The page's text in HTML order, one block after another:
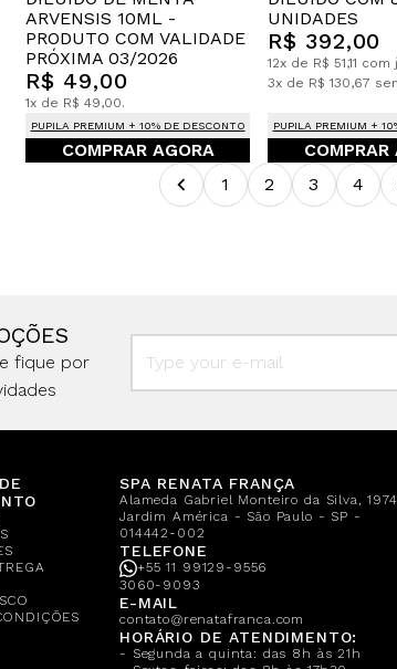
ARVENSIS 10ML -
PRODUTO COM VALIDADE
PRÓXIMA 03/2026
R$ 49,00
1x de R$ 49,00.
PUPILA PREMIUM + 10% DE DESCONTO
COMPRAR AGORA
UNIDADES
R$ 392,00
12x de R$ 51,11
3x de R$ 130,67
PUPILA PREMIUM +
COMPRAR
1
2 3 4
fique por
SPA RENATA FRANÇA
Alameda Gabriel Monteiro da Silva, 1974
Jardim América - São Paulo - SP -
014442-002
TELEFONE
+55 11 99129-9556
3060-9093
E-MAIL
contato@renatafranca.com
HORÁRIO DE ATENDIMENTO:
- Segunda a quinta: das 8h às 21h